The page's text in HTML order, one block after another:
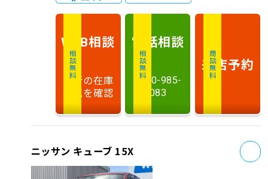
相談無料
WEB相談
最新の在庫
状況を確認
相談無料
電話相談
0120-985-
083
商談無料
来店予約
ニッサン キューブ 15X